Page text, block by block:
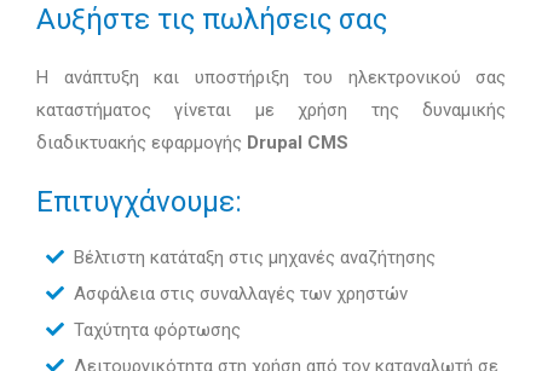
Αυξήστε τις πωλήσεις σας
Η ανάπτυξη και υποστήριξη του ηλεκτρονικού σας
καταστήματος γίνεται με χρήση της δυναμικής
διαδικτυακής εφαρμογής Drupal CMS
Επιτυγχάνουμε:
Βέλτιστη κατάταξη στις μηχανές αναζήτησης
Ασφάλεια στις συναλλαγές των χρηστών
Ταχύτητα φόρτωσης
Λειτουργικότητα στη χρήση από τον καταναλωτή σε